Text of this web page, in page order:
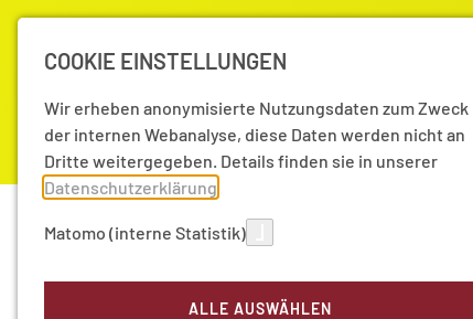
COOKIE EINSTELLUNGEN
Wir erheben anonymisierte Nutzungsdaten zum Zweck
der internen Webanalyse, diese Daten werden nicht an
Dritte weitergegeben. Details finden sie in unserer
Datenschutzerklärung
Matomo (interne Statistik)
ALLE AUSWÄHLEN